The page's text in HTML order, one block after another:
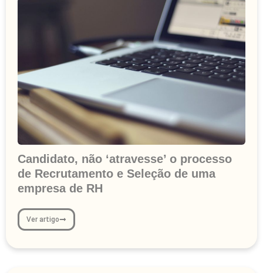
Candidato, não ‘atravesse’ o processo
de Recrutamento e Seleção de uma
empresa de RH
Ver artigo